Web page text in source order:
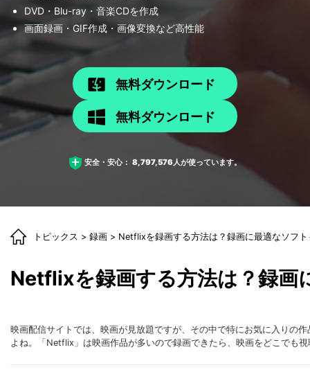
DVD・Blu-ray・音楽CDを作成
画面録画・GIF作成・画像変換など高性能
無料ダウンロード
無料ダウンロード
安全・安心： 8,797,576人が使っています。
トピックス > 録画 > Netflixを録画する方法は？録画に最適なソフト
Netflixを録画する方法は？録画
映画配信サイトでは、映画が見放題ですが、その中で特にお気に入りの
よね。「Netflix」は映画作品が多いので録画できたら、映画をどこでも